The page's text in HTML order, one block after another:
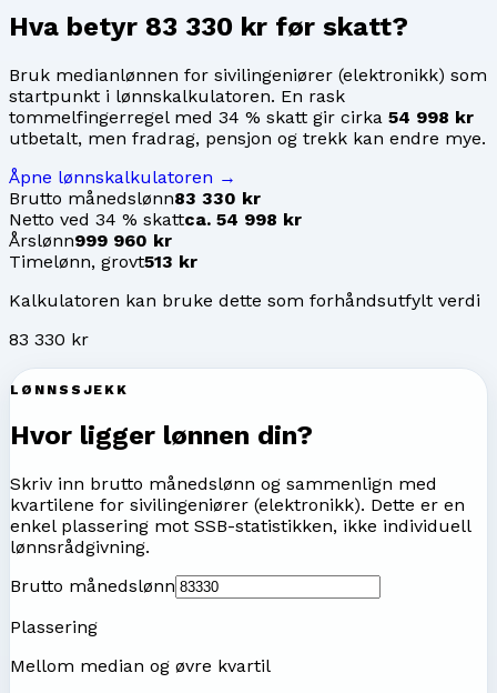
Hva betyr 83 330 kr før skatt?
Bruk medianlønnen for sivilingeniører (elektronikk) som
startpunkt i lønnskalkulatoren. En rask
tommelfingerregel med 34 % skatt gir cirka 54 998 kr
utbetalt, men fradrag, pensjon og trekk kan endre mye.
Åpne lønnskalkulatoren →
Brutto månedslønn83 330 kr
Netto ved 34 % skattca. 54 998 kr
Årslønn999 960 kr
Timelønn, grovt513 kr
Kalkulatoren kan bruke dette som forhåndsutfylt verdi
83 330 kr
LØNNSSJEKK
Hvor ligger lønnen din?
Skriv inn brutto månedslønn og sammenlign med
kvartilene for sivilingeniører (elektronikk). Dette er en
enkel plassering mot SSB-statistikken, ikke individuell
lønnsrådgivning.
Brutto månedslønn
Plassering
Mellom median og øvre kvartil